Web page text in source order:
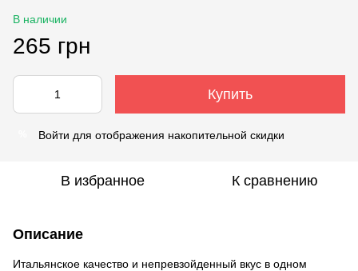
В наличии
265 грн
Купить
Войти для отображения накопительной скидки
В избранное К сравнению
Описание
Итальянское качество и непревзойденный вкус в одном